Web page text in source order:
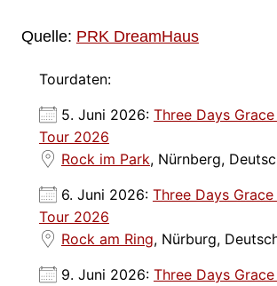
Quelle: PRK DreamHaus
Tourdaten:
5. Juni 2026: Three Days
Tour 2026
Rock im Park, Nürnberg,
6. Juni 2026: Three Days
Tour 2026
Rock am Ring, Nürburg,
9. Juni 2026: Three Days